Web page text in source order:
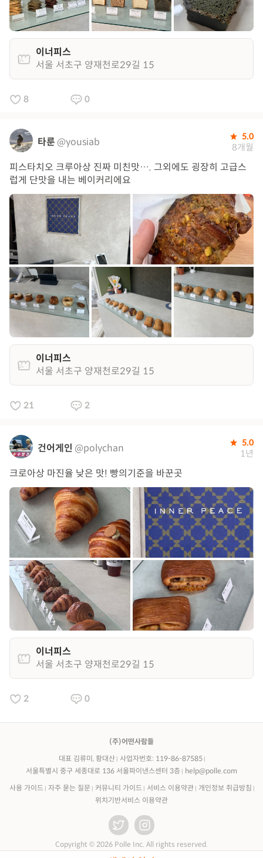
이너피스
서울 서초구 양재천로29길 15
8 0
타룬 @yousiab 5.0
8개월
피스타치오 크루아상 진짜 미친맛…. 그외에도 굉장히 고급스
럽게 단맛을 내는 베이커리에요
이너피스
서울 서초구 양재천로29길 15
21 2
건어게인 @polychan 5.0
1년
크로아상 마진율 낮은 맛! 빵의기준을 바꾼곳
이너피스
서울 서초구 양재천로29길 15
2 0
(주)어떤사람들
대표 김류미, 황대산
사업자번호: 119-86-87585
서울특별시 중구 세종대로 136 서울파이낸스센터 3층
help@polle.com
사용 가이드 자주 묻는 질문 커뮤니티 가이드 서비스 이용약관
개인정보 취급방침
위치기반서비스 이용약관
Copyright © 2026 Polle Inc. All rights reserved.